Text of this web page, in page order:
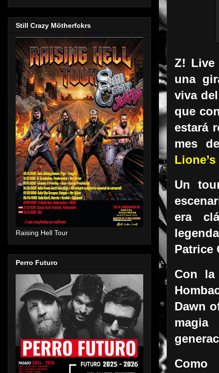
Z! Live
una
viva
que
estará
mes
Un
era
Patrice
Con la
Dawn
Still Crazy Mötherfckrs
Raising Hell Tour
Perro Futuro